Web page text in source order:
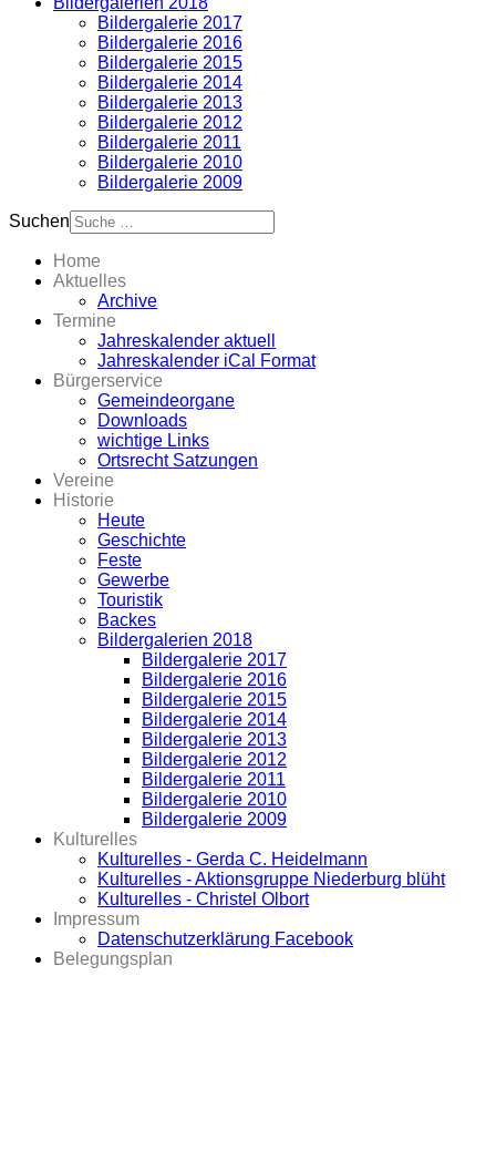
Bildergalerie 2017
Bildergalerie 2016
Bildergalerie 2015
Bildergalerie 2014
Bildergalerie 2013
Bildergalerie 2012
Bildergalerie 2011
Bildergalerie 2010
Bildergalerie 2009
Suchen
Home
Aktuelles
Archive
Termine
Jahreskalender aktuell
Jahreskalender iCal Format
Bürgerservice
Gemeindeorgane
Downloads
wichtige Links
Ortsrecht Satzungen
Vereine
Historie
Heute
Geschichte
Feste
Gewerbe
Touristik
Backes
Bildergalerien 2018
Bildergalerie 2017
Bildergalerie 2016
Bildergalerie 2015
Bildergalerie 2014
Bildergalerie 2013
Bildergalerie 2012
Bildergalerie 2011
Bildergalerie 2010
Bildergalerie 2009
Kulturelles
Kulturelles - Gerda C. Heidelmann
Kulturelles - Aktionsgruppe Niederburg blüht
Kulturelles - Christel Olbort
Impressum
Datenschutzerklärung Facebook
Belegungsplan